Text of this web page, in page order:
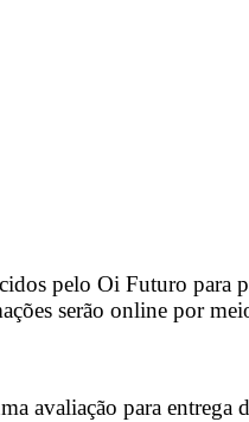
pelo Oi Futuro para
serão online por
avaliação para entrega